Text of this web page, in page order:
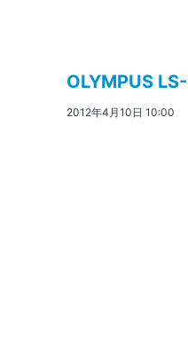
OLYMPUS
2012年4月10日 10:00